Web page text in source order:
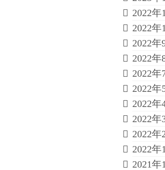
2022年
2022年
2022年
2022年
2022年
2022年
2022年
2022年
2022年
2022年
2021年